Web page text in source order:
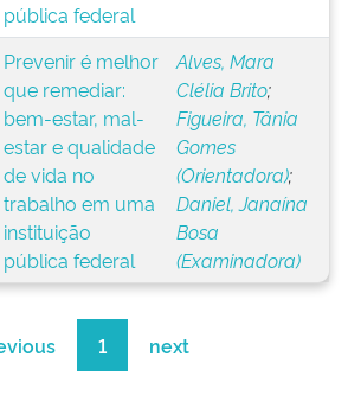
pública federal
Prevenir é melhor
que remediar:
bem-estar, mal-
estar e qualidade
de vida no
trabalho em uma
instituição
pública federal
Alves, Mara
Clélia Brito;
Figueira, Tânia
Gomes
(Orientadora);
Daniel, Janaína
Bosa
(Examinadora)
1 next